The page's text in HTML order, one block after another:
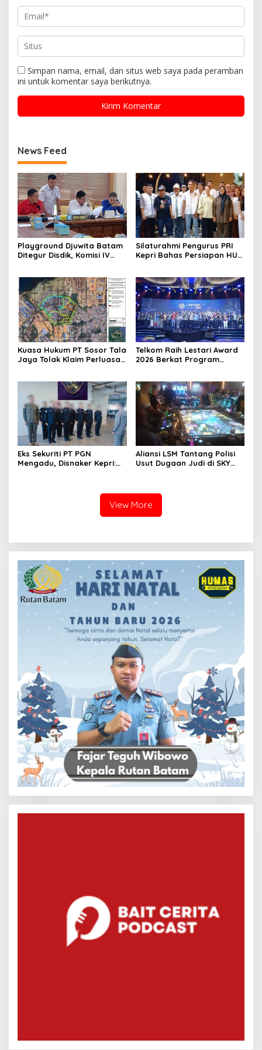
Simpan nama, email, dan situs web saya pada peramban
ini untuk komentar saya berikutnya.
News Feed
Playground Djuwita Batam
Ditegur Disdik, Komisi IV
Silaturahmi Pengurus PRI
Kepri Bahas Persiapan HUT
Kuasa Hukum PT Sosor Tala
Jaya Tolak Klaim Perluasan
Telkom Raih Lestari Award
2026 Berkat Program
Eks Sekuriti PT PGN
Mengadu, Disnaker Kepri:
Aliansi LSM Tantang Polisi
Usut Dugaan Judi di SKY
View More